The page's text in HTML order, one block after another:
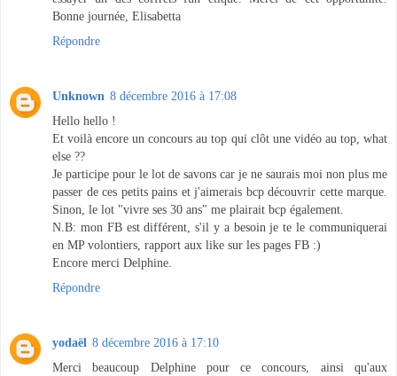
Bonne journée, Elisabetta
Répondre
Unknown 8 décembre 2016 à 17:08
Hello hello !
Et voilà encore un concours au top qui clôt une vidéo au top, what
else ??
Je participe pour le lot de savons car je ne saurais moi non plus me
passer de ces petits pains et j'aimerais bcp découvrir cette marque.
Sinon, le lot "vivre ses 30 ans" me plairait bcp également.
N.B: mon FB est différent, s'il y a besoin je te le communiquerai
en MP volontiers, rapport aux like sur les pages FB :)
Encore merci Delphine.
Répondre
yodaël 8 décembre 2016 à 17:10
Merci beaucoup Delphine pour ce concours, ainsi qu'aux